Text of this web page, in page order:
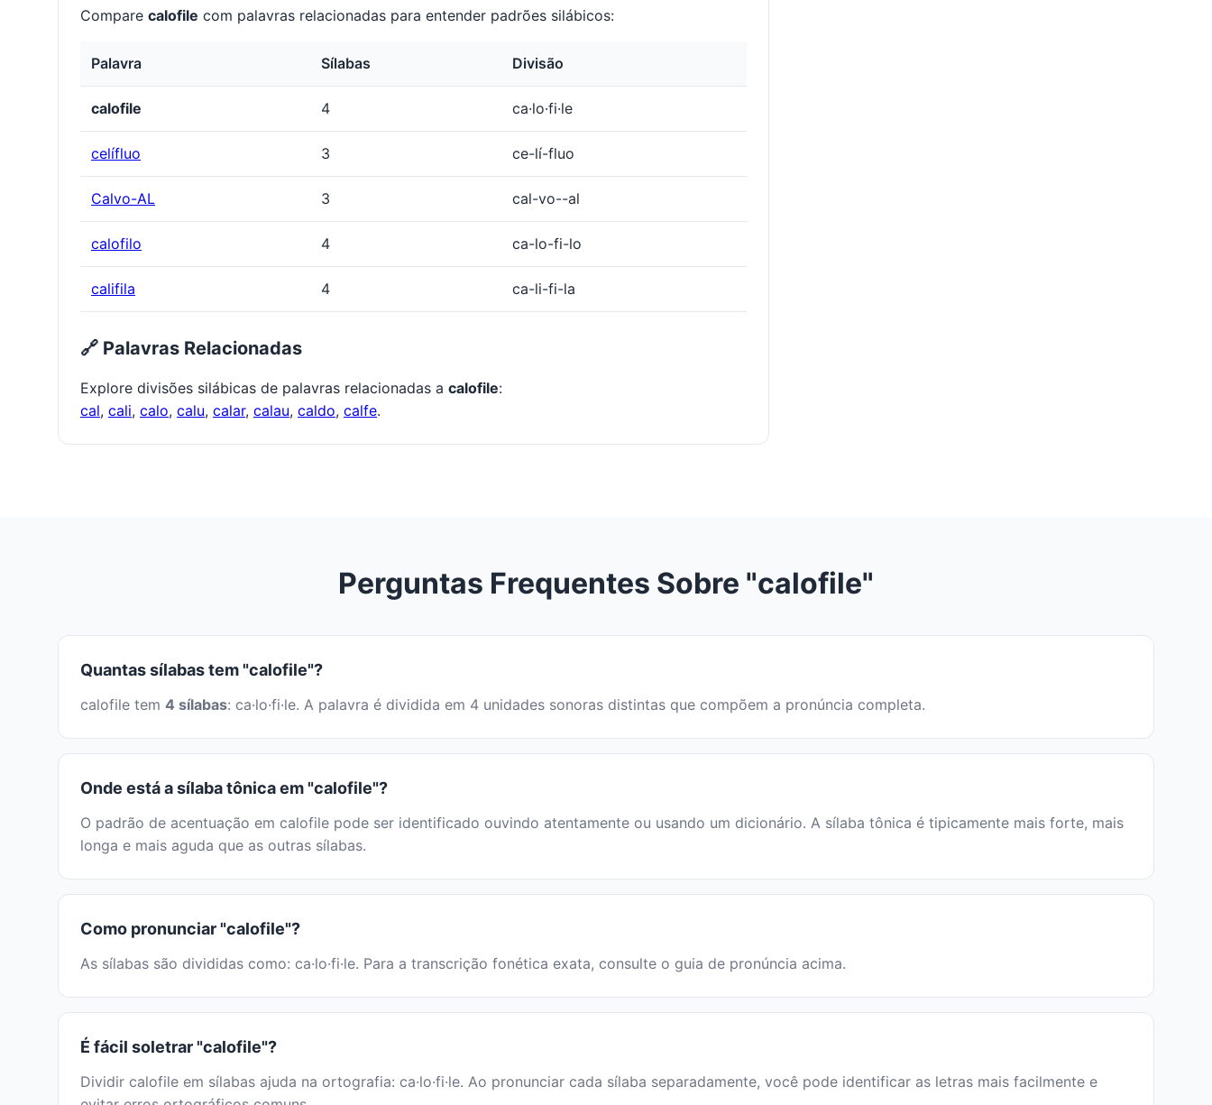
Compare calofile com palavras relacionadas para entender padrões silábicos:
Palavra Sílabas Divisão
calofile 4 ca·lo·fi·le
celífluo 3 ce-lí-fluo
Calvo-AL 3 cal-vo--al
calofilo 4 ca-lo-fi-lo
califila 4 ca-li-fi-la
🔗 Palavras Relacionadas
Explore divisões silábicas de palavras relacionadas a calofile:
cal, cali, calo, calu, calar, calau, caldo, calfe.
Perguntas Frequentes Sobre "calofile"
Quantas sílabas tem "calofile"?
calofile tem 4 sílabas: ca·lo·fi·le. A palavra é dividida em 4 unidades sonoras distintas que compõem a pronúncia completa.
Onde está a sílaba tônica em "calofile"?
O padrão de acentuação em calofile pode ser identificado ouvindo atentamente ou usando um dicionário. A sílaba tônica é tipicamente mais forte, mais
longa e mais aguda que as outras sílabas.
Como pronunciar "calofile"?
As sílabas são divididas como: ca·lo·fi·le. Para a transcrição fonética exata, consulte o guia de pronúncia acima.
É fácil soletrar "calofile"?
Dividir calofile em sílabas ajuda na ortografia: ca·lo·fi·le. Ao pronunciar cada sílaba separadamente, você pode identificar as letras mais facilmente e